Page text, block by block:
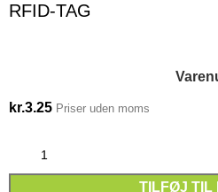
RFID-TAG
kr.3.25 Priser uden moms
TILFØJ TIL